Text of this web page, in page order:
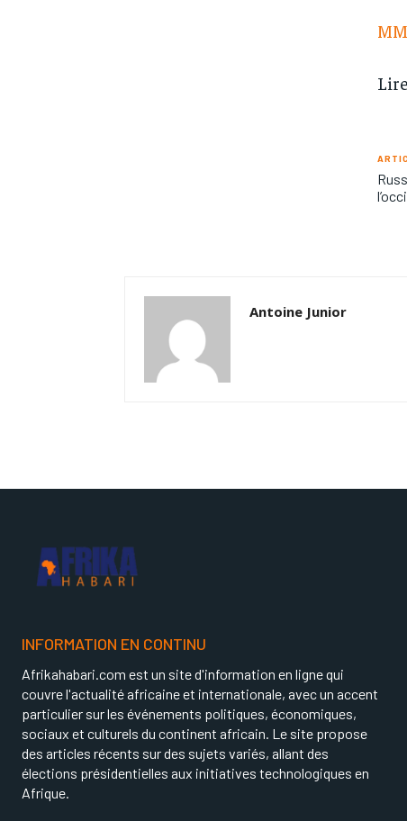
Antoine Junior
INFORMATION EN CONTINU
Afrikahabari.com est un site d'information en ligne qui
couvre l'actualité africaine et internationale, avec un accent
particulier sur les événements politiques, économiques,
sociaux et culturels du continent africain. Le site propose
des articles récents sur des sujets variés, allant des
élections présidentielles aux initiatives technologiques en
Afrique.